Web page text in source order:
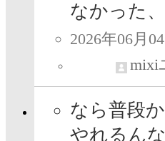
なかった
2026年06月
mixi
なら普段
やれるん